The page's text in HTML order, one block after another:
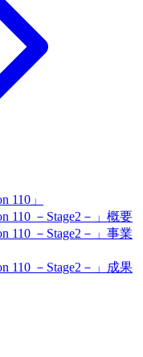
110」
110 －Stage2－」概要
110 －Stage2－」事業
110 －Stage2－」成果